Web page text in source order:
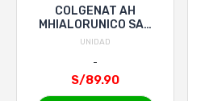
COLGENAT AH
MHIALORUNICO SAB
ARANDANO x 500 g
UNIDAD
S/89.90